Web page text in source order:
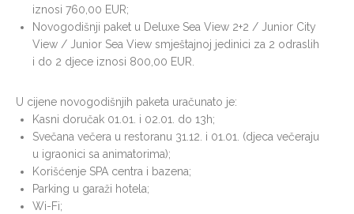
iznosi 760,00 EUR;
Novogodišnji paket u Deluxe Sea View 2+2 / Junior City
View / Junior Sea View smještajnoj jedinici za 2 odraslih
i do 2 djece iznosi 800,00 EUR.
U cijene novogodišnjih paketa uračunato je:
Kasni doručak 01.01. i 02.01. do 13h;
Svečana večera u restoranu 31.12. i 01.01. (djeca večeraju
u igraonici sa animatorima);
Korišćenje SPA centra i bazena;
Parking u garaži hotela;
Wi-Fi;